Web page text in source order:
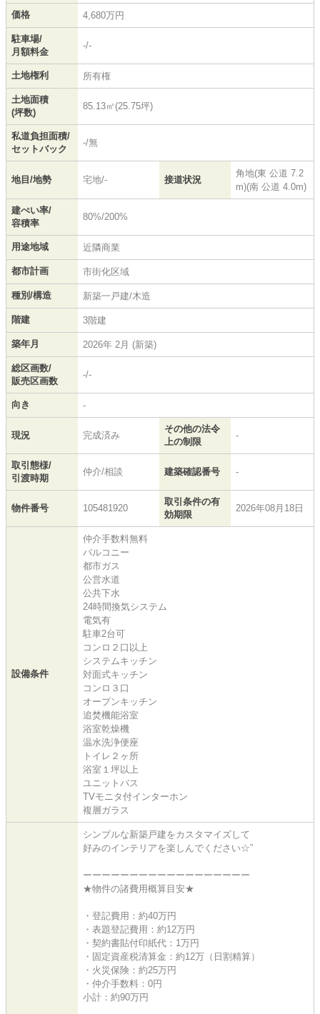
価格 4,680万円
駐車場/
月額料金
-/-
土地権利 所有権
土地面積
(坪数)
85.13㎡(25.75坪)
私道負担面積/
セットバック
-/無
地目/地勢 宅地/- 接道状況
角地(東 公道 7.2
m)(南 公道 4.0m)
建ぺい率/
容積率
80%/200%
用途地域 近隣商業
都市計画 市街化区域
種別/構造 新築一戸建/木造
階建 3階建
築年月 2026年 2月 (新築)
総区画数/
販売区画数
-/-
向き -
現況 完成済み
その他の法令
上の制限
-
取引態様/
引渡時期
仲介/相談 建築確認番号 -
物件番号 105481920
取引条件の有
効期限
2026年08月18日
設備条件
仲介手数料無料
バルコニー
都市ガス
公営水道
公共下水
24時間換気システム
電気有
駐車2台可
コンロ２口以上
システムキッチン
対面式キッチン
コンロ３口
オープンキッチン
追焚機能浴室
浴室乾燥機
温水洗浄便座
トイレ２ヶ所
浴室１坪以上
ユニットバス
TVモニタ付インターホン
複層ガラス
シンプルな新築戸建をカスタマイズして
好みのインテリアを楽しんでください☆”
ーーーーーーーーーーーーーーーーーー
★物件の諸費用概算目安★
・登記費用：約40万円
・表題登記費用：約12万円
・契約書貼付印紙代：1万円
・固定資産税清算金：約12万（日割精算）
・火災保険：約25万円
・仲介手数料：0円
小計：約90万円